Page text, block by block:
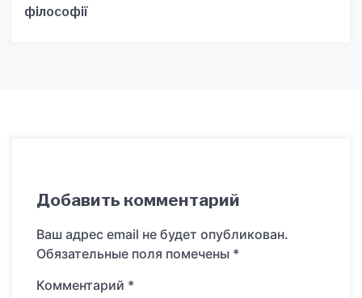
філософії
Добавить комментарий
Ваш адрес email не будет опубликован.
Обязательные поля помечены *
Комментарий *